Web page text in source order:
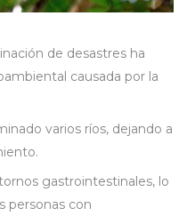
de desastres ha
causada por la
varios ríos, dejando a
gastrointestinales, lo
personas con